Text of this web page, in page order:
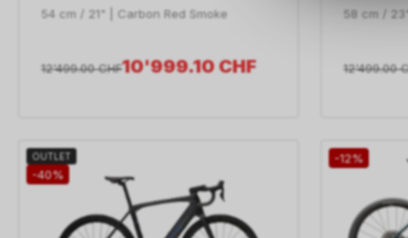
54 cm / 21" | Carbon Red Smoke
10'999.10CHF
12'499.00 CHF
58 cm /
12'499.00
OUTLET
-40%
-12%